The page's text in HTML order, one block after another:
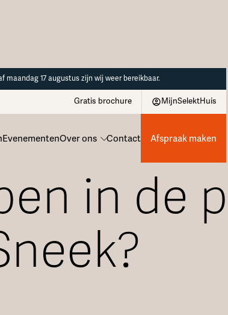
17 augustus zijn wij weer bereikbaar.
EvenementenOver ons Contact
Gratis brochure MijnSelektHuis
Afspraak maken
in de